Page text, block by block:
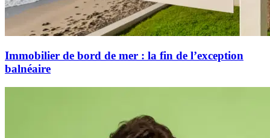
Immobilier de bord de mer : la fin de l’exception
balnéaire